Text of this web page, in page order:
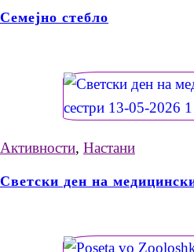
Семејно стебло
Активности, Настани
Светски ден на